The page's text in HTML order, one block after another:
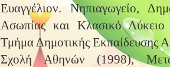
Ευαγγέλιον. Νηπιαγωγείο,
Ασωπίας και Κλασικό Λύκειο
Τμήμα Δημοτικής Εκπαίδευσης
Σχολή Αθηνών (1998),